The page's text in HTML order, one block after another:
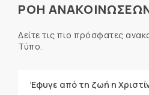
ΡΟΗ
Δείτε τις πιο πρόσφατες
Τύπο.
Έφυγε από τη ζωή η